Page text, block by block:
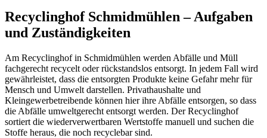
Recyclinghof Schmidmühlen – Aufgaben
und Zuständigkeiten
Am Recyclinghof in Schmidmühlen werden Abfälle und Müll
fachgerecht recycelt oder rückstandslos entsorgt. In jedem Fall wird
gewährleistet, dass die entsorgten Produkte keine Gefahr mehr für
Mensch und Umwelt darstellen. Privathaushalte und
Kleingewerbetreibende können hier ihre Abfälle entsorgen, so dass
die Abfälle umweltgerecht entsorgt werden. Der Recyclinghof
sortiert die wiederverwertbaren Wertstoffe manuell und suchen die
Stoffe heraus, die noch recyclebar sind.